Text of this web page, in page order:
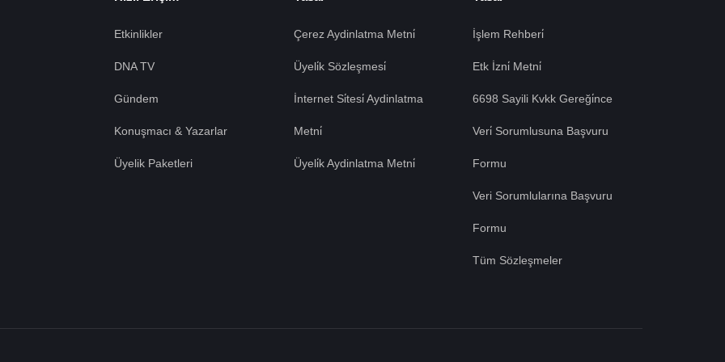
Etkinlikler
DNA TV
Gündem
Konuşmacı & Yazarlar
Üyelik Paketleri
Çerez Aydinlatma Metni̇
Üyeli̇k Sözleşmesi̇
İnternet Si̇tesi̇ Aydinlatma
Metni̇
Üyeli̇k Aydinlatma Metni̇
İşlem Rehberi̇
Etk İzni̇ Metni̇
6698 Sayili Kvkk Gereği̇nce
Veri̇ Sorumlusuna Başvuru
Formu
Veri Sorumlularına Başvuru
Formu
Tüm Sözleşmeler